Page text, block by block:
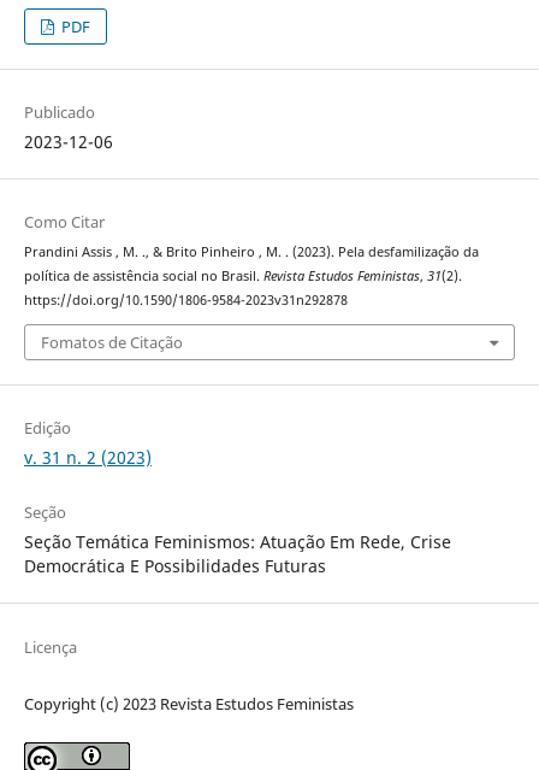
PDF
Publicado
2023-12-06
Como Citar
Prandini Assis , M. ., & Brito Pinheiro , M. . (2023). Pela desfamilização da
política de assistência social no Brasil. Revista Estudos Feministas, 31(2).
https://doi.org/10.1590/1806-9584-2023v31n292878
Fomatos de Citação
Edição
v. 31 n. 2 (2023)
Seção
Seção Temática Feminismos: Atuação Em Rede, Crise
Democrática E Possibilidades Futuras
Licença
Copyright (c) 2023 Revista Estudos Feministas